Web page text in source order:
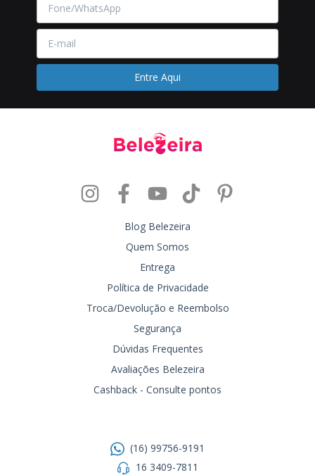
Blog Belezeira
Quem Somos
Entrega
Política de Privacidade
Troca/Devolução e Reembolso
Segurança
Dúvidas Frequentes
Avaliações Belezeira
Cashback - Consulte pontos
(16) 99756-9191
16 3409-7811